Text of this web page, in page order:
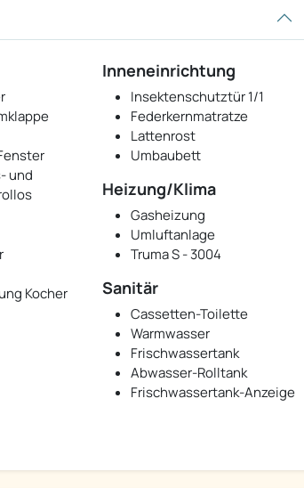
und
Inneneinrichtung
Insektenschutztür 1/1
Federkernmatratze
Lattenrost
Umbaubett
Heizung/Klima
Gasheizung
Umluftanlage
Truma S - 3004
Kocher
Sanitär
Cassetten-Toilette
Warmwasser
Frischwassertank
Abwasser-Rolltank
Frischwassertank-Anzeige